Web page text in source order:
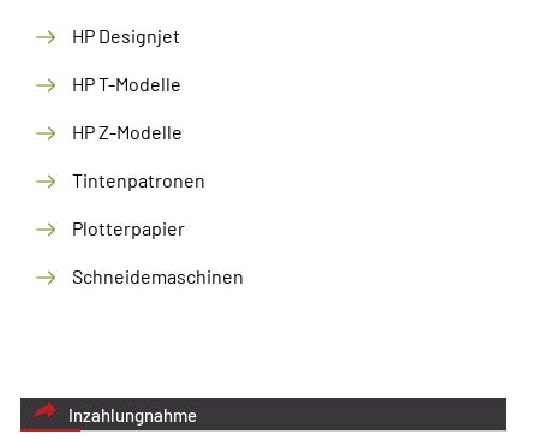
HP Designjet
HP T-Modelle
HP Z-Modelle
Tintenpatronen
Plotterpapier
Schneidemaschinen
Inzahlungnahme